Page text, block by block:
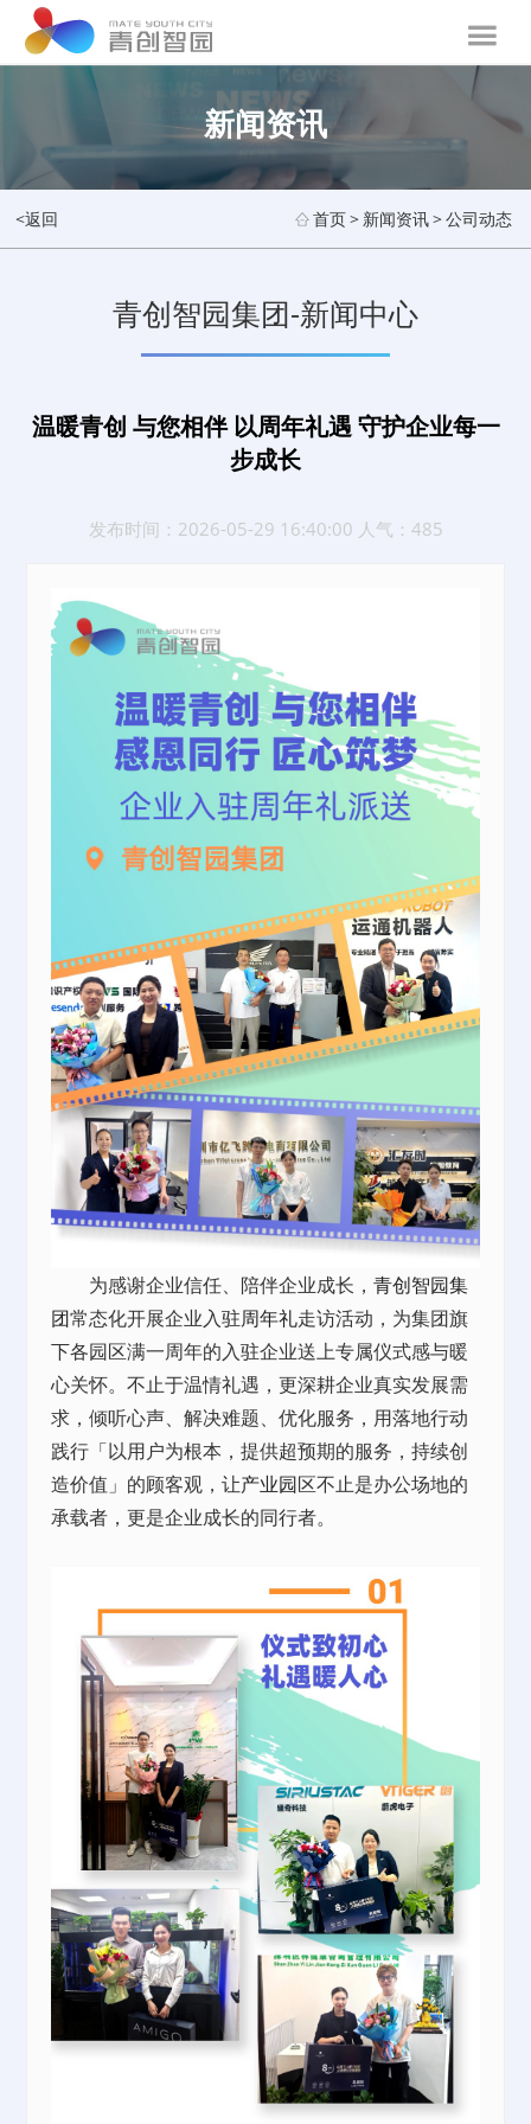
新闻资讯
<返回 首页> 新闻资讯>公司动态
青创智园集团-新闻中心
温暖青创 与您相伴 以周年礼遇 守护企业每一
步成长
发布时间：2026-05-29 16:40:00 人气：485
为感谢企业信任、陪伴企业成长，青创智园集
团常态化开展企业入驻周年礼走访活动，为集团旗
下各园区满一周年的入驻企业送上专属仪式感与暖
心关怀。不止于温情礼遇，更深耕企业真实发展需
求，倾听心声、解决难题、优化服务，用落地行动
践行「以用户为根本，提供超预期的服务，持续创
造价值」的顾客观，让产业园区不止是办公场地的
承载者，更是企业成长的同行者。